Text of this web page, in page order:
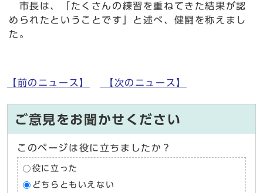
市長は、「たくさんの練習を重ねてきた結果が認
められたということです」と述べ、健闘を称えまし
た。
【前のニュース】 【次のニュース】
ご意見をお聞かせください
このページは役に立ちましたか？
役に立った
どちらともいえない